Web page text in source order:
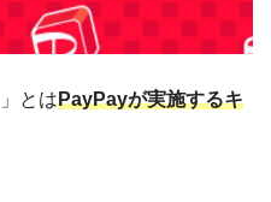
とはPayPayが実施するキ